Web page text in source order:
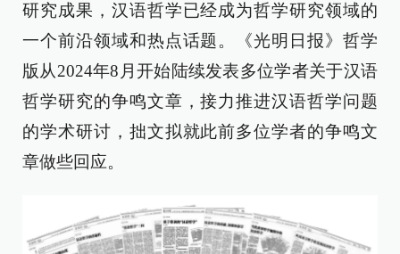
研究成果，汉语哲学已经成为哲学研究领域的
一个前沿领域和热点话题。《光明日报》哲学
版从2024年8月开始陆续发表多位学者关于汉语
哲学研究的争鸣文章，接力推进汉语哲学问题
的学术研讨，拙文拟就此前多位学者的争鸣文
章做些回应。